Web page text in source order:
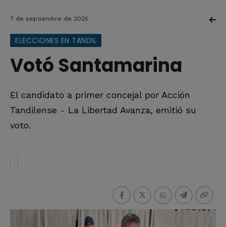
7 de septiembre de 2025
ELECCIONES EN TANDIL
Votó Santamarina
El candidato a primer concejal por Acción
Tandilense - La Libertad Avanza, emitió su
voto.